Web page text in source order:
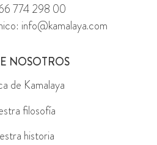
774 298 00
info@kamalaya.com
NOSOTROS
de Kamalaya
filosofía
historia